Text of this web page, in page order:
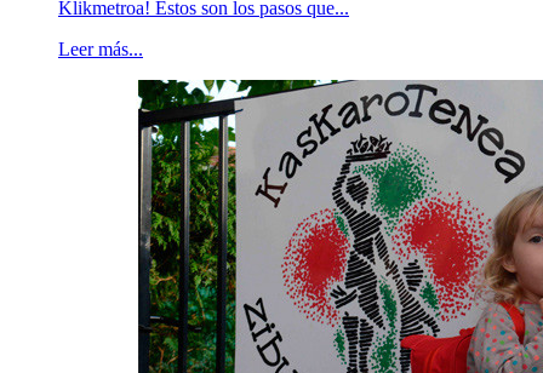
Klikmetroa! Estos son los pasos que...
Leer más...